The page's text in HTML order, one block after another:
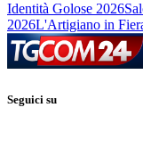
Identità Golose 2026
2026L'Artigiano in
Seguici su